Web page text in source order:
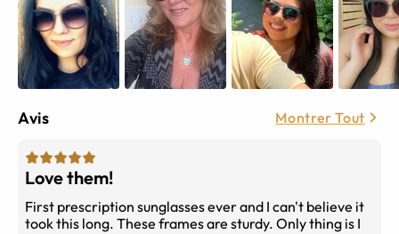
Avis Montrer Tout
Love them!
First prescription sunglasses ever and I can't believe it
took this long. These frames are sturdy. Only thing is I